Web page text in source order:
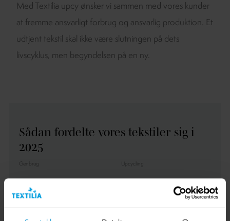
Med Textilia upcy ønsker vi sammen med vores kunder
at fremme ansvarligt forbrug og ansvarlig produktion. Et
udtjent tekstil skal ikke være slutningen på dets
livscyklus, men begyndelsen på en ny.
Sådan fordelte vores tekstiler sig i
2025
Genbrug
164 ton
Upcycling
167 ton
Downcycling